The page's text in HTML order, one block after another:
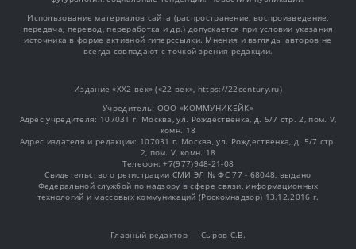
Использование материалов сайта (распространение, воспроизведение,
передача, перевод, переработка и др.) допускается при условии указания
источника в форме активной гиперссылки. Мнения и взгляды авторов не
всегда совпадают с точкой зрения редакции.
Издание «XX2 век» («22 век», https://22century.ru)
Учредитель: OOO «КОММУНИКЕЙК»
Адрес учредителя: 107031 г. Москва, ул. Рождественка, д. 5/7 стр. 2, пом. V,
комн. 18
Адрес издателя и редакции: 107031 г. Москва, ул. Рождественка, д. 5/7 стр.
2, пом. V, комн. 18
Телефон: +7(977)948-21-08
Свидетельство о регистрации СМИ ЭЛ № ФС 77 - 68048, выдано
Федеральной службой по надзору в сфере связи, информационных
технологий и массовых коммуникаций (Роскомнадзор) 13.12.2016 г.
Главный редактор — Сыров С.В.